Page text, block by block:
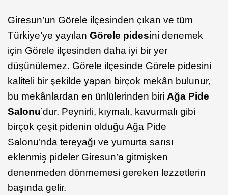
Giresun’un Görele ilçesinden çıkan ve tüm
Türkiye’ye yayılan Görele pidesini denemek
için Görele ilçesinden daha iyi bir yer
düşünülemez. Görele ilçesinde Görele pidesini
kaliteli bir şekilde yapan birçok mekân bulunur,
bu mekânlardan en ünlülerinden biri Ağa Pide
Salonu’dur. Peynirli, kıymalı, kavurmalı gibi
birçok çeşit pidenin olduğu Ağa Pide
Salonu’nda tereyağı ve yumurta sarısı
eklenmiş pideler Giresun’a gitmişken
denenmeden dönmemesi gereken lezzetlerin
başında gelir.